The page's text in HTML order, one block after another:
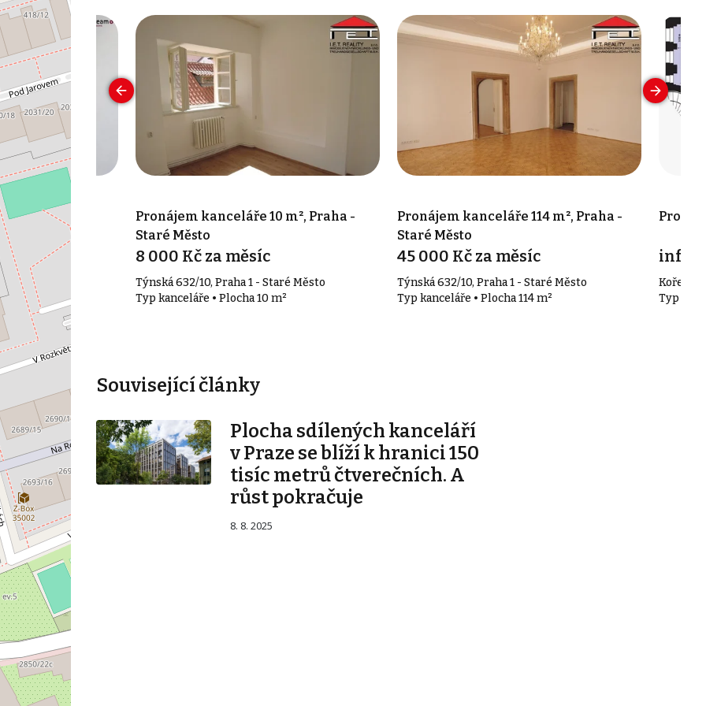
m², Praha -
- Nusle
m²
Pronájem kanceláře 10 m², Praha -
Staré Město
8 000 Kč za měsíc
Týnská 632/10, Praha 1 - Staré Město
Typ kanceláře • Plocha 10 m²
Pronájem kanceláře 114 m², Praha -
Staré Město
45 000 Kč za měsíc
Týnská 632/10, Praha 1 - Staré Město
Typ kanceláře • Plocha 114 m²
info v
Typ
Související články
Plocha sdílených kanceláří
v Praze se blíží k hranici 150
tisíc metrů čtverečních. A
růst pokračuje
8. 8. 2025